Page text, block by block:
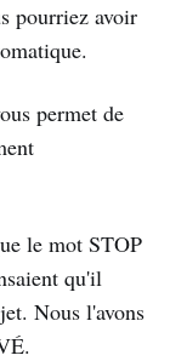
pourriez avoir
permet de
le mot STOP
qu'il
Nous l'avons